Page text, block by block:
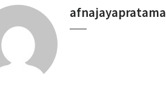
afnajayapratama